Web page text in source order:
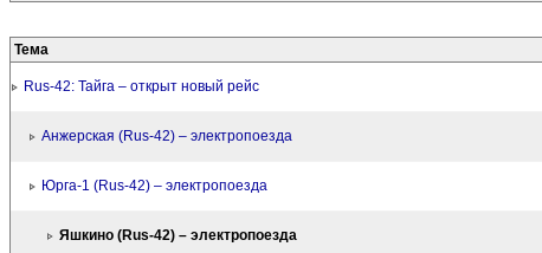
Тема
Rus-42: Тайга – открыт новый рейс
Анжерская (Rus-42) – электропоезда
Юрга-1 (Rus-42) – электропоезда
Яшкино (Rus-42) – электропоезда